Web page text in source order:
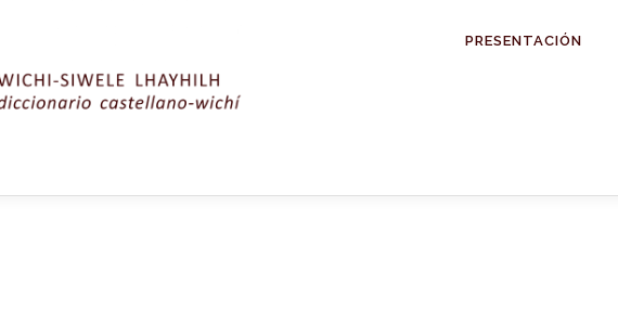
PRESENTACIÓN